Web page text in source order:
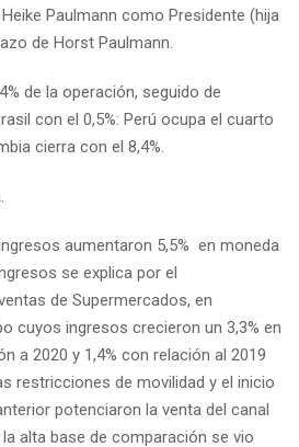
Paulmann como Presidente (hija
de Horst Paulmann.
de la operación, seguido de
con el 0,5%: Perú ocupa el cuarto
cierra con el 8,4%.
aumentaron 5,5% en moneda
se explica por el
de Supermercados, en
cuyos ingresos crecieron un 3,3% en
a 2020 y 1,4% con relación al 2019
restricciones de movilidad y el inicio
potenciaron la venta del canal
alta base de comparación se vio